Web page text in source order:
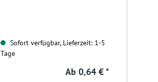
Sofort verfügbar, Lieferzeit: 1-5
Tage
Ab 0,64 € *